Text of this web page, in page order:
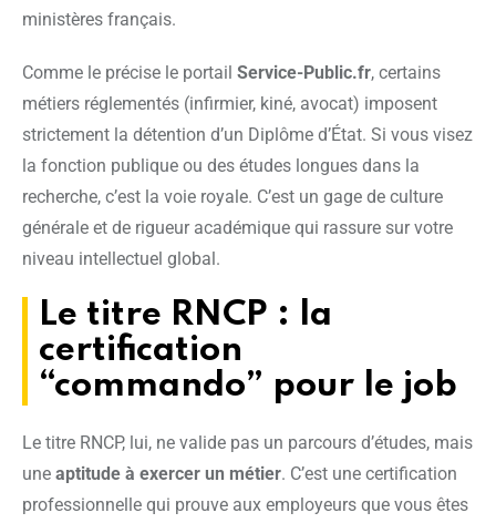
ministères français.
Comme le précise le portail Service-Public.fr, certains
métiers réglementés (infirmier, kiné, avocat) imposent
strictement la détention d’un Diplôme d’État. Si vous visez
la fonction publique ou des études longues dans la
recherche, c’est la voie royale. C’est un gage de culture
générale et de rigueur académique qui rassure sur votre
niveau intellectuel global.
Le titre RNCP : la
certification
“commando” pour le job
Le titre RNCP, lui, ne valide pas un parcours d’études, mais
une aptitude à exercer un métier. C’est une certification
professionnelle qui prouve aux employeurs que vous êtes